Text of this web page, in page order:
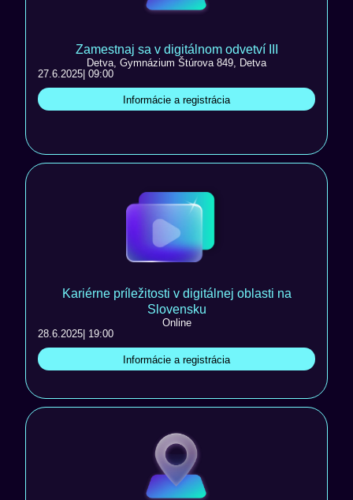
Zamestnaj sa v digitálnom odvetví III
Detva, Gymnázium Štúrova 849, Detva
27.6.2025 | 09:00
Informácie a registrácia
Kariérne príležitosti v digitálnej oblasti na
Slovensku
Online
28.6.2025 | 19:00
Informácie a registrácia